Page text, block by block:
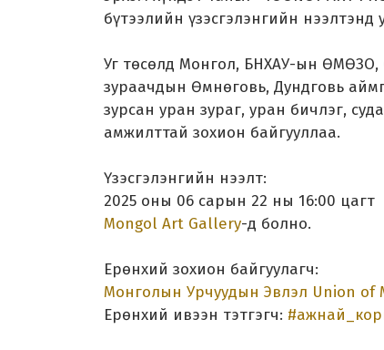
бүтээлийн үзэсгэлэнгийн нээлтэнд
Уг төсөлд Монгол, БНХАУ-ын ӨМӨЗО,
зураачдын Өмнөговь, Дундговь
зурсан уран зураг, уран бичлэг,
амжилттай зохион байгууллаа.
Үзэсгэлэнгийн нээлт:
2025 оны 06 сарын 22 ны 16:00 цагт
Mongol Art Gallery-д болно.
Ерөнхий зохион байгуулагч:
Монголын Урчуудын Эвлэл Union of
Ерөнхий ивээн тэтгэгч: